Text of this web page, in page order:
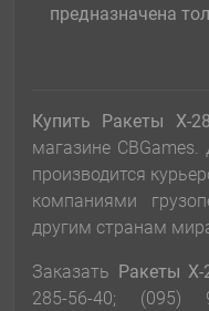
предназначена
Купить Ракеты Х-
магазине CBGames.
производится
компаниями
другим странам
Заказать Ракеты
285-56-40; (095)